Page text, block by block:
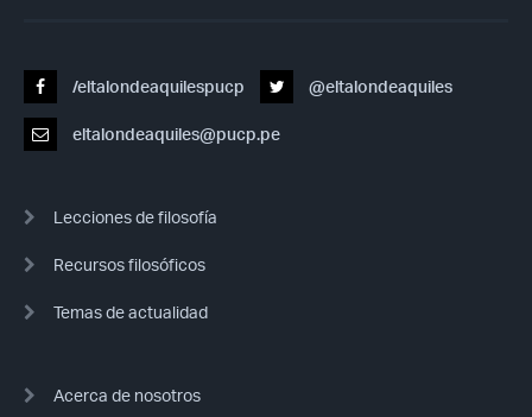
/eltalondeaquilespucp @eltalondeaquiles
eltalondeaquiles@pucp.pe
Lecciones de filosofía
Recursos filosóficos
Temas de actualidad
Acerca de nosotros